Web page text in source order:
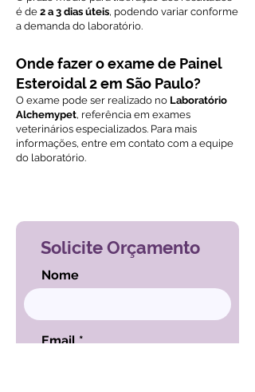
é de 2 a 3 dias úteis, podendo variar conforme
a demanda do laboratório.
Onde fazer o exame de Painel
Esteroidal 2 em São Paulo?
O exame pode ser realizado no Laboratório
Alchemypet, referência em exames
veterinários especializados. Para mais
informações, entre em contato com a equipe
do laboratório.
Solicite Orçamento
Nome
Email